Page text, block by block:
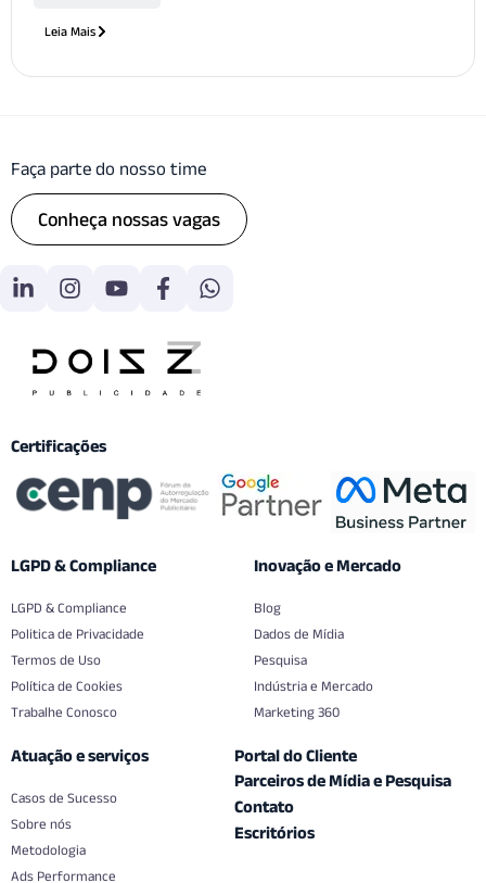
Leia Mais
Faça parte do nosso time
Conheça nossas vagas
Certificações
LGPD & Compliance
LGPD & Compliance
Politica de Privacidade
Termos de Uso
Política de Cookies
Trabalhe Conosco
Inovação e Mercado
Blog
Dados de Mídia
Pesquisa
Indústria e Mercado
Marketing 360
Atuação e serviços
Casos de Sucesso
Sobre nós
Metodologia
Ads Performance
Portal do Cliente
Parceiros de Mídia e Pesquisa
Contato
Escritórios